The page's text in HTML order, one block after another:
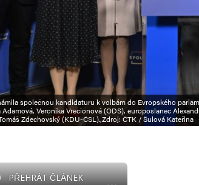
společnou kandidaturu k volbám do Evropského
Veronika Vrecionová (ODS), europoslanec
Zdechovský (KDU-ČSL).,Zdroj: ČTK / Šulová Kateřina
PŘEHRÁT ČLÁNEK